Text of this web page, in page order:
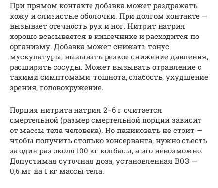
При прямом контакте добавка может раздражать
кожу и слизистые оболочки. При долгом контакте —
вызывает отечность рук и ног. Нитрит натрия
хорошо всасывается в кишечнике и расходится по
организму. Добавка может снижать тонус
мускулатуры, вызывать резкое снижение давления,
расширять сосуды. Может вызывать отравление с
такими симптомами: тошнота, слабость, ухудшение
зрения, головокружение.
Порция нитрита натрия 2–6 г считается
смертельной (размер смертельной порции зависит
от массы тела человека). Но паниковать не стоит —
чтобы получить столько консерванта, нужно съесть
за один раз около 100 кг колбасы, а это невозможно.
Допустимая суточная доза, установленная ВОЗ —
0,6 мг на 1 кг массы тела.